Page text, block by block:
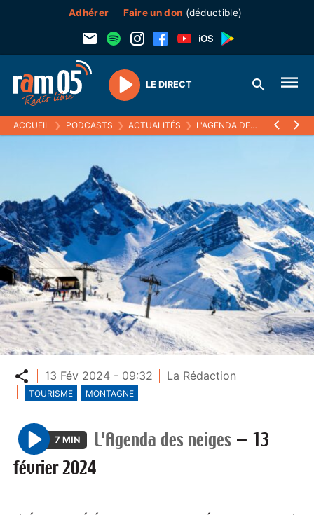
Adhérer Faire un don (déductible)
Play
LE DIRECT
ACCUEIL ❯ PODCASTS ❯ ACTUALITÉS ❯ L'AGENDA DES NEIGES ❯
Partager
13 Fév 2024 - 09:32 La Rédaction
TOURISME MONTAGNE
P
l
7 MIN L'Agenda des neiges — 13
février 2024